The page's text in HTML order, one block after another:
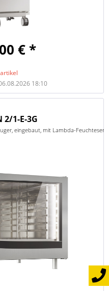
€ *
18:10
2/1-E-3G
eingebaut, mit Lambda-